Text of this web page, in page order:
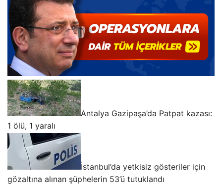
Antalya Gazipaşa’da Patpat kazası:
1 ölü, 1 yaralı
İstanbul’da yetkisiz gösteriler için
gözaltına alınan şüphelerin 53’ü tutuklandı